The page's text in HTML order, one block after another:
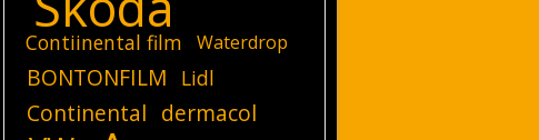
Contiinental film Waterdrop
BONTONFILM Lidl
Continental dermacol